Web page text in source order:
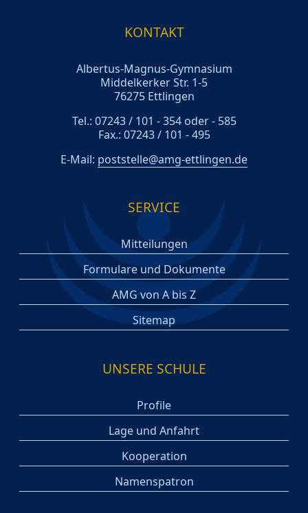
KONTAKT
Albertus-Magnus-Gymnasium
Middelkerker Str. 1-5
76275 Ettlingen
Tel.: 07243 / 101 - 354 oder - 585
Fax.: 07243 / 101 - 495
E-Mail: poststelle@amg-ettlingen.de
SERVICE
Mitteilungen
Formulare und Dokumente
AMG von A bis Z
Sitemap
UNSERE SCHULE
Profile
Lage und Anfahrt
Kooperation
Namenspatron